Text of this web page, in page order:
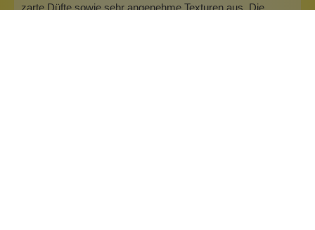
zarte Düfte sowie sehr angenehme Texturen aus. Die